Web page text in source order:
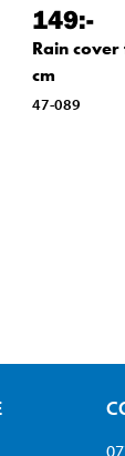
149:-
Rain
cm
47-089